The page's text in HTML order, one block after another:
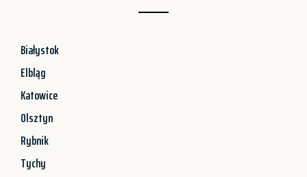
Białystok
Elbląg
Katowice
Olsztyn
Rybnik
Tychy